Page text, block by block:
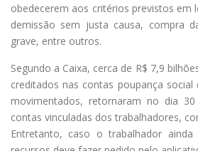
obedecerem aos critérios previstos em
demissão sem justa causa, compra
grave, entre outros.
Segundo a Caixa, cerca de R$ 7,9
creditados nas contas poupança
movimentados, retornaram no dia
contas vinculadas dos trabalhadores,
Entretanto, caso o trabalhador